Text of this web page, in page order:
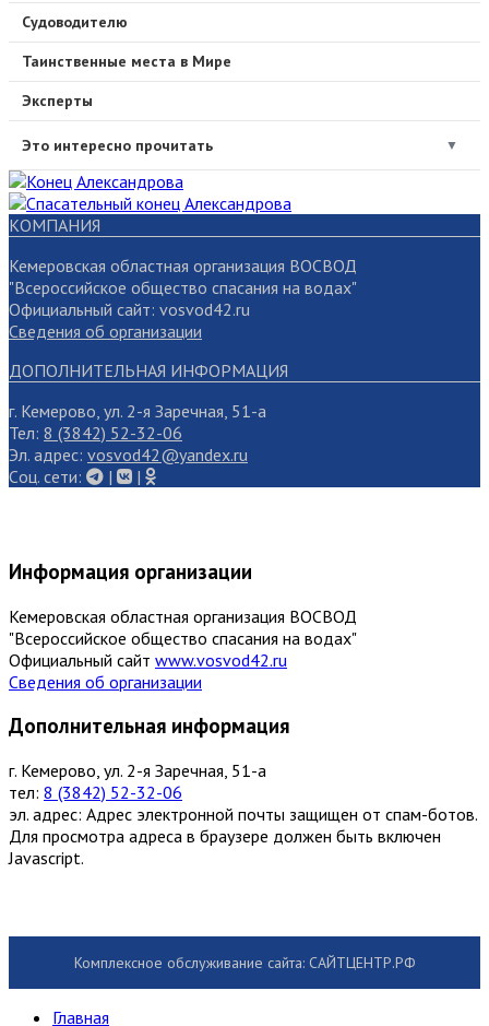
Судоводителю
Таинственные места в Мире
Эксперты
Это интересно прочитать ▼
КОМПАНИЯ
Кемеровская областная организация ВОСВОД
"Всероссийское общество спасания на водах"
Официальный сайт: vosvod42.ru
Сведения об организации
ДОПОЛНИТЕЛЬНАЯ ИНФОРМАЦИЯ
г. Кемерово, ул. 2-я Заречная, 51-а
Тел: 8 (3842) 52-32-06
Эл. адрес: vosvod42@yandex.ru
Cоц. сети:
| |
Информация организации
Кемеровская областная организация ВОСВОД
"Всероссийское общество спасания на водах"
Официальный сайт www.vosvod42.ru
Сведения об организации
Дополнительная информация
г. Кемерово, ул. 2-я Заречная, 51-а
тел: 8 (3842) 52-32-06
эл. адрес: Адрес электронной почты защищен от спам-ботов.
Для просмотра адреса в браузере должен быть включен
Javascript.
Комплексное обслуживание сайта: САЙТЦЕНТР.РФ
Главная